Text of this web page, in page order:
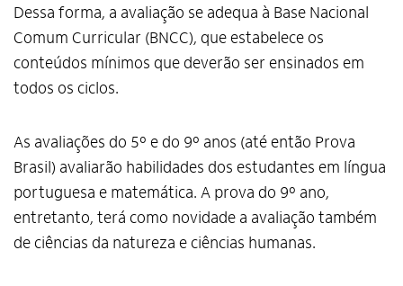
Dessa forma, a avaliação se adequa à Base Nacional
Comum Curricular (BNCC), que estabelece os
conteúdos mínimos que deverão ser ensinados em
todos os ciclos.
As avaliações do 5º e do 9º anos (até então Prova
Brasil) avaliarão habilidades dos estudantes em língua
portuguesa e matemática. A prova do 9º ano,
entretanto, terá como novidade a avaliação também
de ciências da natureza e ciências humanas.